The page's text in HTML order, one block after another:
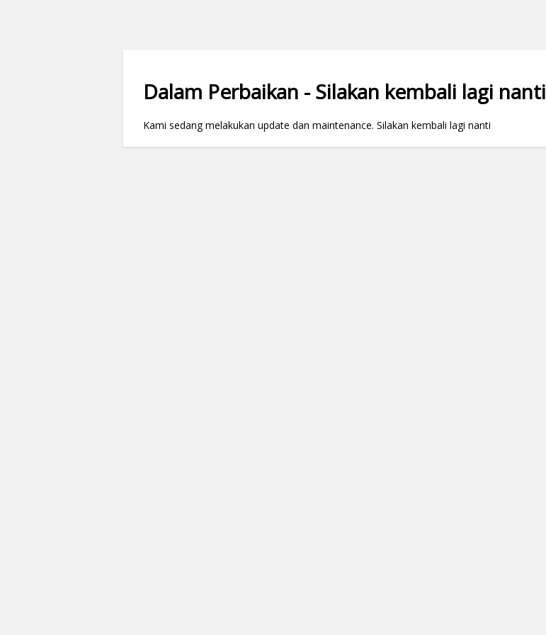
Dalam Perbaikan - Silakan kembali lagi nanti
Kami sedang melakukan update dan maintenance. Silakan kembali lagi nanti